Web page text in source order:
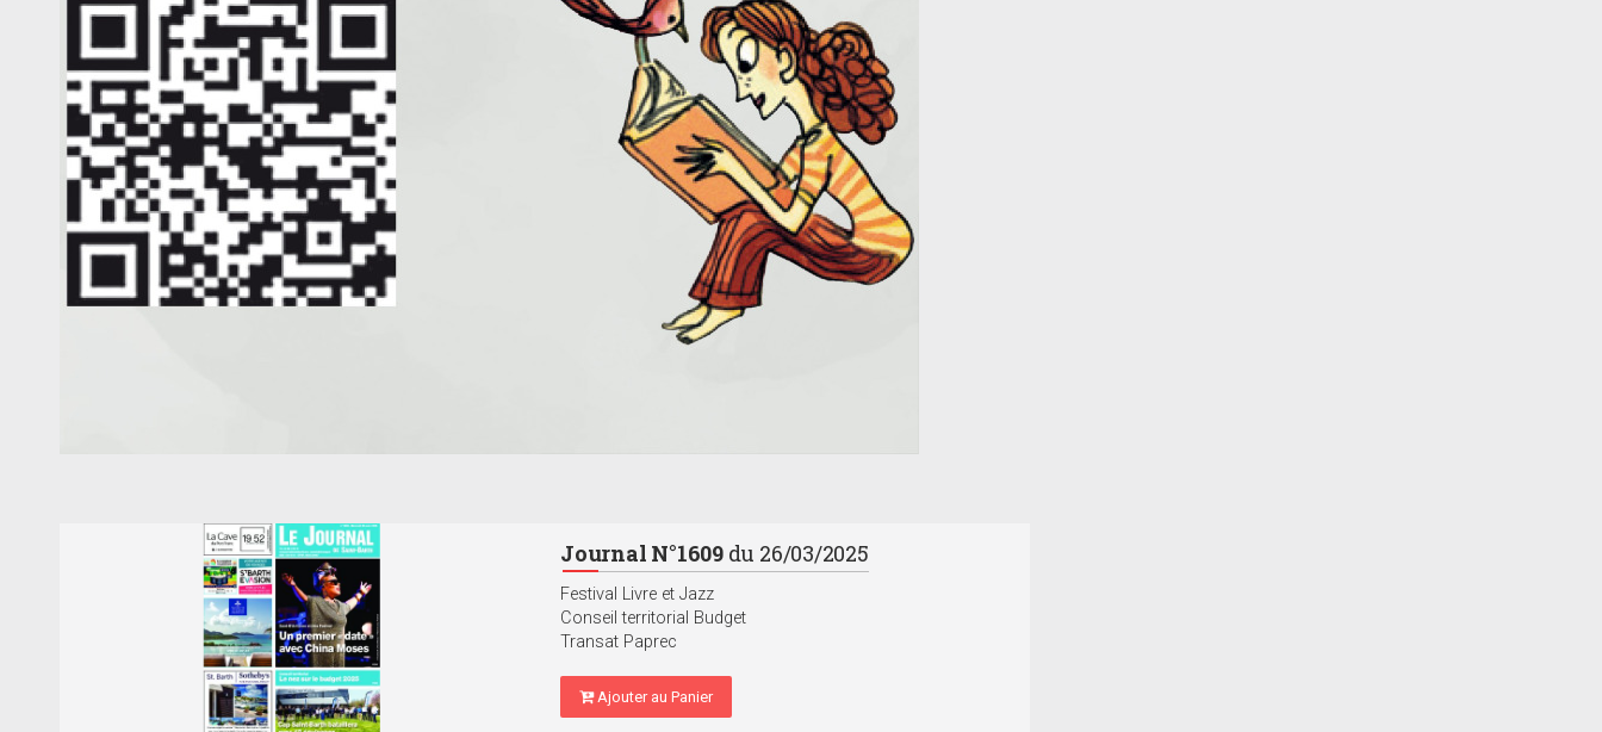
Journal N°1609du 26/03/2025
Festival Livre et Jazz
Conseil territorial Budget
Transat Paprec
Ajouter au Panier